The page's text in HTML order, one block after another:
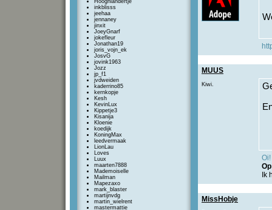
Hooghlandertje
inkblisss
jeehaa
jennaney
jinxit
JoeyGnarf
jokefleur
Jonathan19
joris_vojn_ek
JosvG
jovink1963
Jozz
jp_f1
jvdweiden
kaderrino85
kernkopje
Kesh
KevinLux
Kippetje3
Kisanija
Kloenie
koedijk
KoningMax
leedvermaak
LionLau
Loves
Luux
maarten7888
Mademoiselle
Mailman
Mapezaxo
mark_blaster
martijnvdg
martin_wielrent
mastermattie
MUUS
Kiwi.
Oi!
Ik
MissHobje